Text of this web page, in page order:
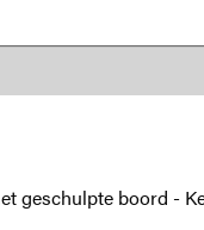
boord -